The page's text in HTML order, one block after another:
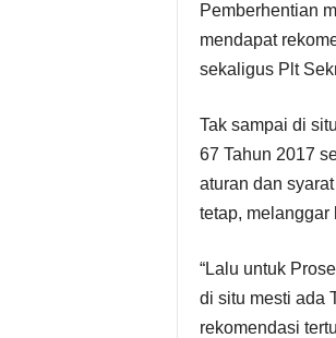
Pemberhentian
mendapat
sekaligus Plt
Tak sampai di
67 Tahun 2017
aturan dan
tetap, melanggar
“Lalu untuk
di situ mesti ada
rekomendasi